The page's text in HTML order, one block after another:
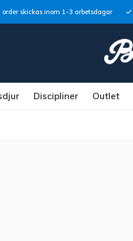
order skickas inom 1-3 arbetsdagar
Discipliner Outlet